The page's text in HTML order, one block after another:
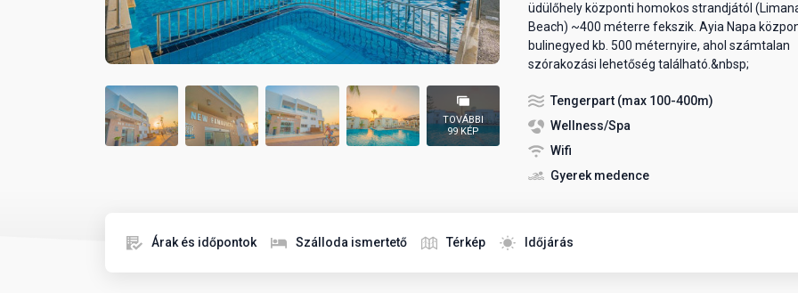
TOVÁBBI
99 KÉP
üdülőhely központi homokos strandjától
Beach) ~400 méterre fekszik. Ayia Napa
bulinegyed kb. 500 méternyire, ahol számtalan
szórakozási lehetőség található.&nbsp;
Tengerpart (max 100-400m)
Wellness/Spa
Wifi
Gyerek medence
Árak és időpontok Szálloda ismertető Térkép Időjárás